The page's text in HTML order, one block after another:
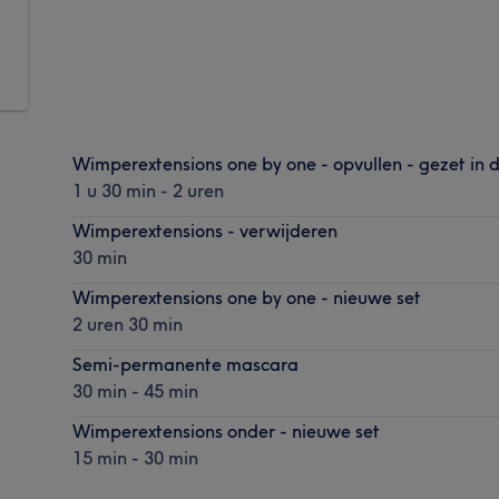
Wimperextensions one by one - opvullen - gezet in
1 u 30 min - 2 uren
Wimperextensions - verwijderen
30 min
Wimperextensions one by one - nieuwe set
2 uren 30 min
Semi-permanente mascara
30 min - 45 min
Wimperextensions onder - nieuwe set
15 min - 30 min